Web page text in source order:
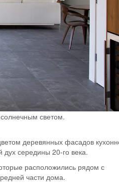
светом.
деревянных фасадов
дух середины 20-го века.
расположились рядом с
части дома.